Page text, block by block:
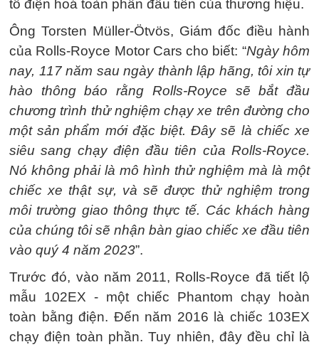
tô điện hoá toàn phần đầu tiên của thương hiệu.
Ông Torsten Müller-Ötvös, Giám đốc điều hành
của Rolls-Royce Motor Cars cho biết: “Ngày hôm
nay, 117 năm sau ngày thành lập hãng, tôi xin tự
hào thông báo rằng Rolls-Royce sẽ bắt đầu
chương trình thử nghiệm chạy xe trên đường cho
một sản phẩm mới đặc biệt. Đây sẽ là chiếc xe
siêu sang chạy điện đầu tiên của Rolls-Royce.
Nó không phải là mô hình thử nghiệm mà là một
chiếc xe thật sự, và sẽ được thử nghiệm trong
môi trường giao thông thực tế. Các khách hàng
của chúng tôi sẽ nhận bàn giao chiếc xe đầu tiên
vào quý 4 năm 2023”.
Trước đó, vào năm 2011, Rolls-Royce đã tiết lộ
mẫu 102EX - một chiếc Phantom chạy hoàn
toàn bằng điện. Đến năm 2016 là chiếc 103EX
chạy điện toàn phần. Tuy nhiên, đây đều chỉ là